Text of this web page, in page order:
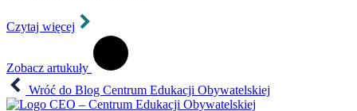
Czytaj więcej
Zobacz artukuły
Wróć do Blog Centrum Edukacji Obywatelskiej